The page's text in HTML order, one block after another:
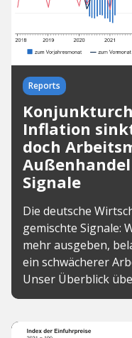
Reports
Inflation
doch
Signale
Die deutsche
gemischte Signale:
mehr ausgeben,
ein schwächerer
Unser Überblick